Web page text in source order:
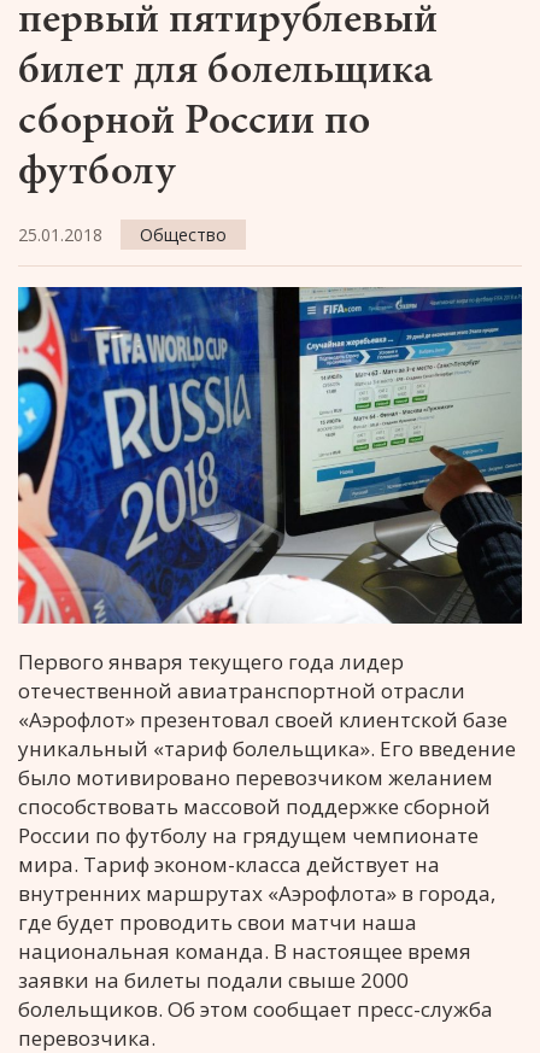
первый пятирублевый
билет для болельщика
сборной России по
футболу
25.01.2018 Общество
Первого января текущего года лидер
отечественной авиатранспортной отрасли
«Аэрофлот» презентовал своей клиентской базе
уникальный «тариф болельщика». Его введение
было мотивировано перевозчиком желанием
способствовать массовой поддержке сборной
России по футболу на грядущем чемпионате
мира. Тариф эконом-класса действует на
внутренних маршрутах «Аэрофлота» в города,
где будет проводить свои матчи наша
национальная команда. В настоящее время
заявки на билеты подали свыше 2000
болельщиков. Об этом сообщает пресс-служба
перевозчика.